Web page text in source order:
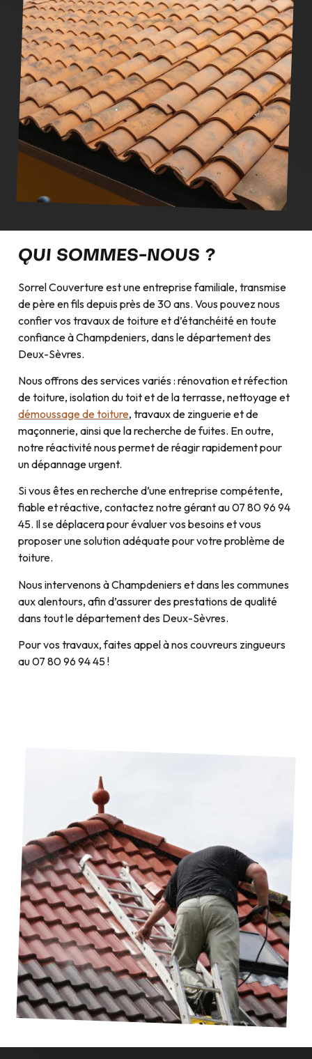
QUI SOMMES-NOUS ?
Sorrel Couverture est une entreprise familiale, transmise
de père en fils depuis près de 30 ans. Vous pouvez nous
confier vos travaux de toiture et d’étanchéité en toute
confiance à Champdeniers, dans le département des
Deux-Sèvres.
Nous offrons des services variés : rénovation et réfection
de toiture, isolation du toit et de la terrasse, nettoyage et
démoussage de toiture, travaux de zinguerie et de
maçonnerie, ainsi que la recherche de fuites. En outre,
notre réactivité nous permet de réagir rapidement pour
un dépannage urgent.
Si vous êtes en recherche d’une entreprise compétente,
fiable et réactive, contactez notre gérant au 07 80 96 94
45. Il se déplacera pour évaluer vos besoins et vous
proposer une solution adéquate pour votre problème de
toiture.
Nous intervenons à Champdeniers et dans les communes
aux alentours, afin d’assurer des prestations de qualité
dans tout le département des Deux-Sèvres.
Pour vos travaux, faites appel à nos couvreurs zingueurs
au 07 80 96 94 45 !